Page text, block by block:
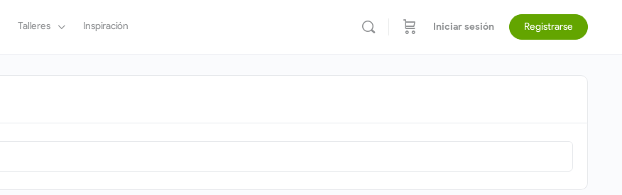
Talleres Inspiración Iniciar sesión Registrarse